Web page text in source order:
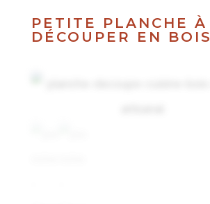
PETITE PLANCHE À
DÉCOUPER EN BOIS